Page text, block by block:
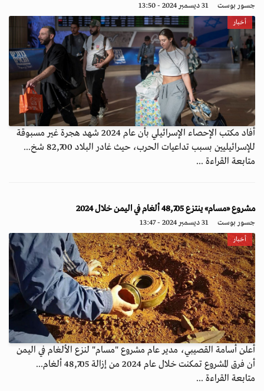
جسور بوست 31 ديسمبر 2024 - 13:50
أخبار
أفاد مكتب الإحصاء الإسرائيلي بأن عام 2024 شهد هجرة غير مسبوقة
للإسرائيليين بسبب تداعيات الحرب، حيث غادر البلاد 82,700 شخ...
متابعة القراءة ...
مشروع «مسام» ينتزع 48,705 ألغام في اليمن خلال 2024
جسور بوست 31 ديسمبر 2024 - 13:47
أخبار
أعلن أسامة القصيبي، مدير عام مشروع "مسام" لنزع الألغام في اليمن
أن فرق المشروع تمكنت خلال عام 2024 من إزالة 48,705 ألغام...
متابعة القراءة ...